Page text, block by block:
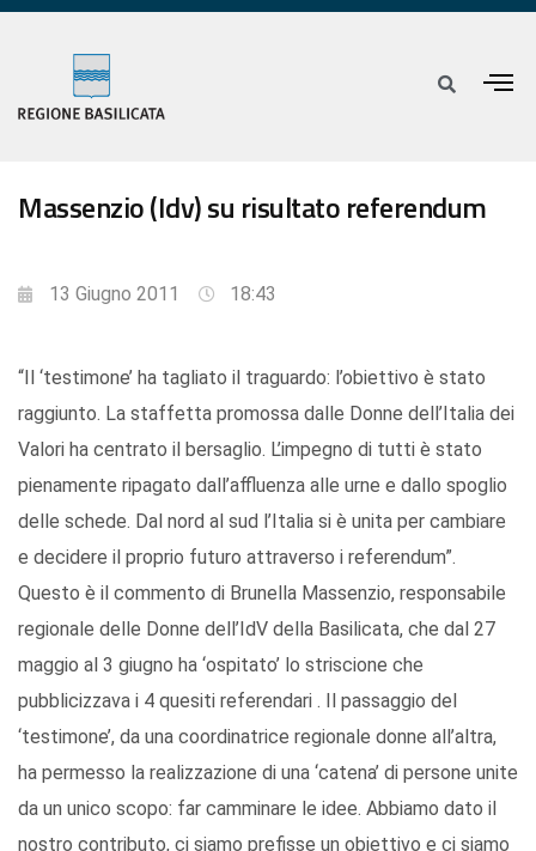
Massenzio (Idv) su risultato referendum
13 Giugno 2011 18:43
“Il ‘testimone’ ha tagliato il traguardo: l’obiettivo è stato
raggiunto. La staffetta promossa dalle Donne dell’Italia dei
Valori ha centrato il bersaglio. L’impegno di tutti è stato
pienamente ripagato dall’affluenza alle urne e dallo spoglio
delle schede. Dal nord al sud l’Italia si è unita per cambiare
e decidere il proprio futuro attraverso i referendum”.
Questo è il commento di Brunella Massenzio, responsabile
regionale delle Donne dell’IdV della Basilicata, che dal 27
maggio al 3 giugno ha ‘ospitato’ lo striscione che
pubblicizzava i 4 quesiti referendari . Il passaggio del
‘testimone’, da una coordinatrice regionale donne all’altra,
ha permesso la realizzazione di una ‘catena’ di persone unite
da un unico scopo: far camminare le idee. Abbiamo dato il
nostro contributo, ci siamo prefisse un obiettivo e ci siamo